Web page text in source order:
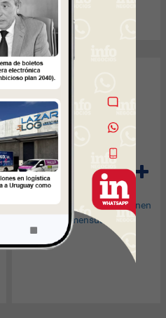
Mié12/03/2008
Y Susana también, si le
ponen U$S 500.000
mensuales.